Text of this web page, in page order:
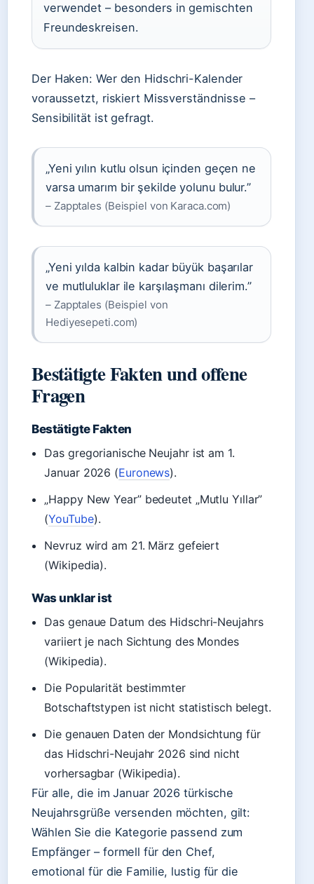
verwendet – besonders in gemischten
Freundeskreisen.
Der Haken: Wer den Hidschri-Kalender
voraussetzt, riskiert Missverständnisse –
Sensibilität ist gefragt.
„Yeni yılın kutlu olsun içinden geçen ne
varsa umarım bir şekilde yolunu bulur.”
– Zapptales (Beispiel von Karaca.com)
„Yeni yılda kalbin kadar büyük başarılar
ve mutluluklar ile karşılaşmanı dilerim.”
– Zapptales (Beispiel von
Hediyesepeti.com)
Bestätigte Fakten und offene
Fragen
Bestätigte Fakten
Das gregorianische Neujahr ist am 1.
Januar 2026 (Euronews).
„Happy New Year” bedeutet „Mutlu Yıllar”
(YouTube).
Nevruz wird am 21. März gefeiert
(Wikipedia).
Was unklar ist
Das genaue Datum des Hidschri-Neujahrs
variiert je nach Sichtung des Mondes
(Wikipedia).
Die Popularität bestimmter
Botschaftstypen ist nicht statistisch belegt.
Die genauen Daten der Mondsichtung für
das Hidschri-Neujahr 2026 sind nicht
vorhersagbar (Wikipedia).
Für alle, die im Januar 2026 türkische
Neujahrsgrüße versenden möchten, gilt:
Wählen Sie die Kategorie passend zum
Empfänger – formell für den Chef,
emotional für die Familie, lustig für die